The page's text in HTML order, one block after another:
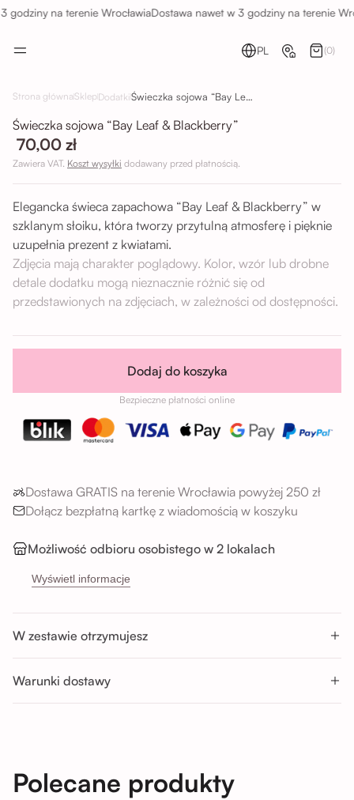
godziny na terenie WrocławiaDostawa nawet w 3 godziny na terenie
PL (0)
Strona główna Sklep Dodatki Świeczka sojowa “Bay Leaf & Blackberry”
Świeczka sojowa “Bay Leaf & Blackberry”
70,00 zł
Zawiera VAT. Koszt wysyłki dodawany przed płatnością.
Elegancka świeca zapachowa “Bay Leaf & Blackberry” w
szklanym słoiku, która tworzy przytulną atmosferę i pięknie
uzupełnia prezent z kwiatami.
Zdjęcia mają charakter poglądowy. Kolor, wzór lub drobne
detale dodatku mogą nieznacznie różnić się od
przedstawionych na zdjęciach, w zależności od dostępności.
Dodaj do koszyka
Bezpieczne płatności online
Dostawa GRATIS na terenie Wrocławia powyżej 250 zł
Dołącz bezpłatną kartkę z wiadomością w koszyku
Możliwość odbioru osobistego w 2 lokalach
Sikorskiego 5H, 53-659 Wrocław
Godziny odbioru:
Pon-Sob : 11:00 - 14:00; 14:00 - 17:00; 17:00 - 20:00
Nd : 11:00 - 14:00; 14:00 - 17:00
Wyświetl informacje
W zestawie otrzymujesz
Warunki dostawy
Polecane produkty